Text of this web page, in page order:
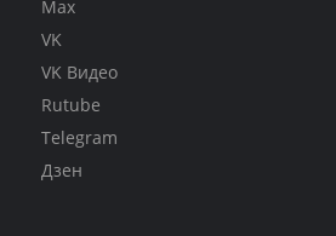
Max
VK
VK Видео
Rutube
Telegram
Дзен